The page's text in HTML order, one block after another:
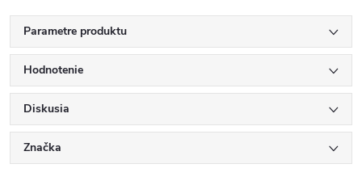
Parametre produktu
Hodnotenie
Diskusia
Značka